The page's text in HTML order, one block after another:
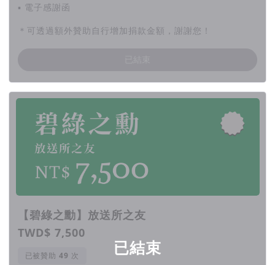
▪ 電子感謝函
＊可透過額外贊助自行增加捐款金額，謝謝您！
已結束
【碧綠之勳】放送所之友
TWD$ 7,500
已被贊助 次